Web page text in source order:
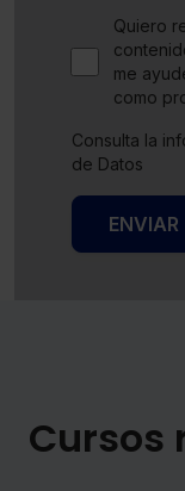
Quiero
me
como
Consulta la
de Datos
ENVIAR
Cursos